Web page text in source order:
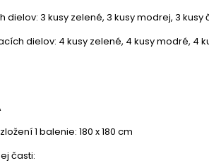
dielov: 3 kusy zelené, 3 kusy modrej, 3 kusy
dielov: 4 kusy zelené, 4 kusy modré, 4
1 balenie: 180 x 180 cm
časti: